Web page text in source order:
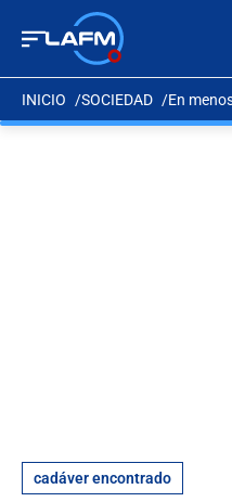
INICIO SOCIEDAD En
cadáver encontrado